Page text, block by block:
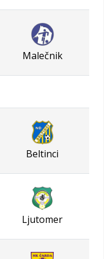
Malečnik
Beltinci
Ljutomer